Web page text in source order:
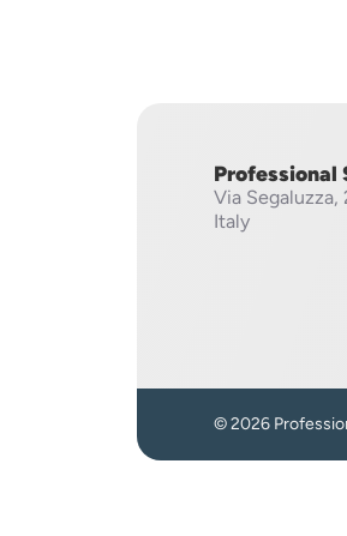
Professional
Via Segaluzza,
Italy
© 2026